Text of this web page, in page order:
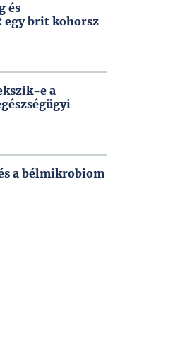
és
egy brit kohorsz
e a
a bélmikrobiom